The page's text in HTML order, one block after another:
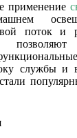
применение
поток и
службы и